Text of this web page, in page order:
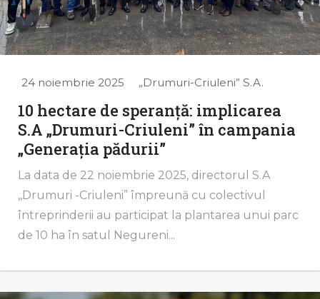
24 noiembrie 2025 „Drumuri-Criuleni” S.A.
10 hectare de speranță: implicarea
S.A „Drumuri-Criuleni” în campania
„Generația pădurii”
La data de 22 noiembrie 2025, directorul S.A
,,Drumuri -Criuleni” împreună cu colectivul
întreprinderii au participat la plantarea unui parc
de 10 ha în satul Negureni...